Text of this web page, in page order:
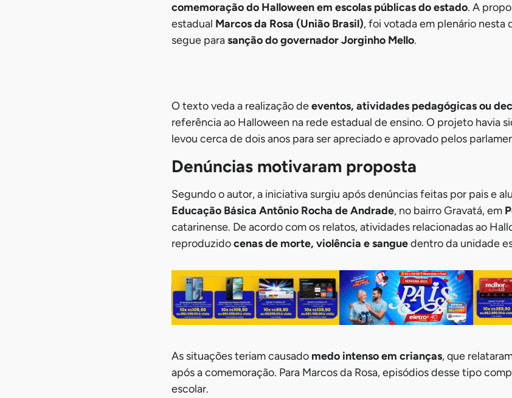
comemoração do Halloween em escolas públicas do estado. A
estadual Marcos da Rosa (União Brasil), foi votada em plenário nesta
segue parasanção do governador Jorginho Mello.
O texto veda a realização deeventos, atividades pedagógicas ou
referência ao Halloween na rede estadual de ensino. O projeto havia
levou cerca de dois anos para ser apreciado e aprovado pelos
Denúncias motivaram proposta
Segundo o autor, a iniciativa surgiu após denúncias feitas por pais e
Educação Básica Antônio Rocha de Andrade, no bairro Gravatá, em
catarinense. De acordo com os relatos, atividades relacionadas ao
reproduzidocenas de morte, violência e sanguedentro da unidade
As situações teriam causado medo intenso em crianças, que
após a comemoração. Para Marcos da Rosa, episódios desse tipo
escolar.